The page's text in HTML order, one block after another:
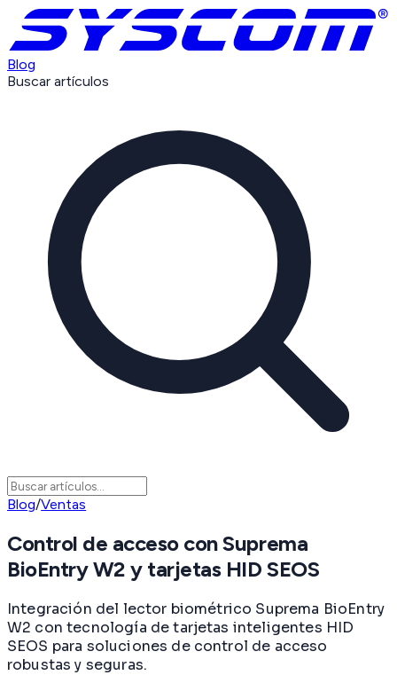
Blog
Buscar artículos
Blog/Ventas
Control de acceso con Suprema
BioEntry W2 y tarjetas HID SEOS
Integración del lector biométrico Suprema BioEntry
W2 con tecnología de tarjetas inteligentes HID
SEOS para soluciones de control de acceso
robustas y seguras.